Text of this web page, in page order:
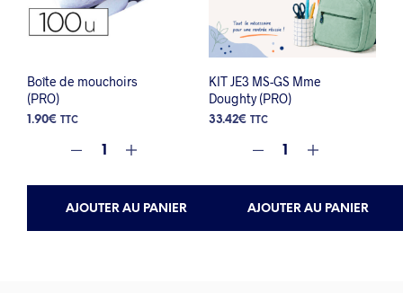
Boîte de mouchoirs
(PRO)
1.90€ TTC
AJOUTER AU PANIER
KIT JE3 MS-GS Mme
Doughty (PRO)
33.42€ TTC
AJOUTER AU PANIER